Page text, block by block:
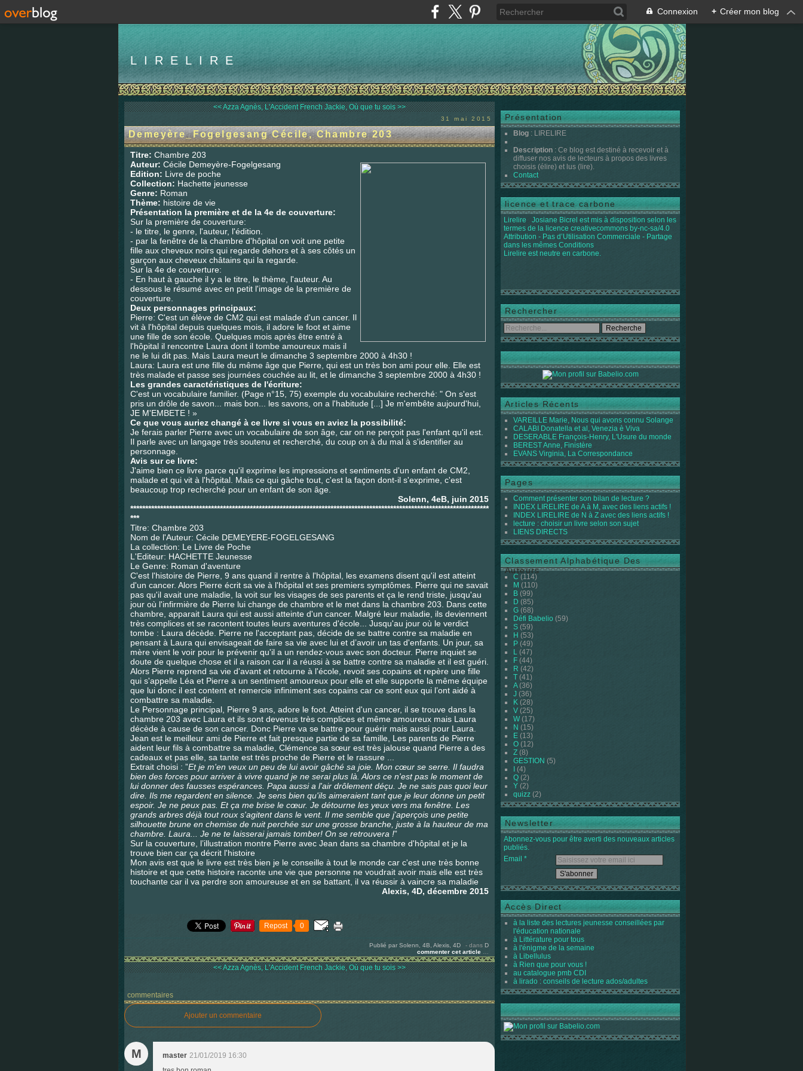
Connexion + Créer mon blog
LIRELIRE
<< Azza Agnès, L'Accident French Jackie, Où que tu sois >>
31 mai 2015
Demeyère_Fogelgesang Cécile, Chambre 203
Titre: Chambre 203
Auteur: Cécile Demeyère-Fogelgesang
Edition: Livre de poche
Collection: Hachette jeunesse
Genre: Roman
Thème: histoire de vie
Présentation la première et de la 4e de couverture:
Sur la première de couverture:
- le titre, le genre, l'auteur, l'édition.
- par la fenêtre de la chambre d'hôpital on voit une petite
fille aux cheveux noirs qui regarde dehors et à ses côtés un
garçon aux cheveux châtains qui la regarde.
Sur la 4e de couverture:
- En haut à gauche il y a le titre, le thème, l'auteur. Au
dessous le résumé avec en petit l'image de la première de
couverture.
Deux personnages principaux:
Pierre: C'est un élève de CM2 qui est malade d'un cancer. Il
vit à l'hôpital depuis quelques mois, il adore le foot et aime
une fille de son école. Quelques mois après être entré à
l'hôpital il rencontre Laura dont il tombe amoureux mais il
ne le lui dit pas. Mais Laura meurt le dimanche 3 septembre 2000 à 4h30 !
Laura: Laura est une fille du même âge que Pierre, qui est un très bon ami pour elle. Elle est
très malade et passe ses journées couchée au lit, et le dimanche 3 septembre 2000 à 4h30 !
Les grandes caractéristiques de l'écriture:
C'est un vocabulaire familier. (Page n°15, 75) exemple du vocabulaire recherché: " On s'est
pris un drôle de savon... mais bon... les savons, on a l'habitude [...] Je m'embête aujourd'hui,
JE M'EMBETE ! »
Ce que vous auriez changé à ce livre si vous en aviez la possibilité:
Je ferais parler Pierre avec un vocabulaire de son âge, car on ne perçoit pas l'enfant qu'il est.
Il parle avec un langage très soutenu et recherché, du coup on à du mal à s'identifier au
personnage.
Avis sur ce livre:
J'aime bien ce livre parce qu'il exprime les impressions et sentiments d'un enfant de CM2,
malade et qui vit à l'hôpital. Mais ce qui gâche tout, c'est la façon dont-il s'exprime, c'est
beaucoup trop recherché pour un enfant de son âge.
Solenn, 4eB, juin 2015
************************************************************************************************************************
***
Titre: Chambre 203
Nom de l'Auteur: Cécile DEMEYERE-FOGELGESANG
La collection: Le Livre de Poche
L'Editeur: HACHETTE Jeunesse
Le Genre: Roman d'aventure
C'est l'histoire de Pierre, 9 ans quand il rentre à l'hôpital, les examens disent qu'il est atteint
d'un cancer. Alors Pierre écrit sa vie à l'hôpital et ses premiers symptômes. Pierre qui ne savait
pas qu'il avait une maladie, la voit sur les visages de ses parents et ça le rend triste, jusqu'au
jour où l'infirmière de Pierre lui change de chambre et le met dans la chambre 203. Dans cette
chambre, apparait Laura qui est aussi atteinte d'un cancer. Malgré leur maladie, ils deviennent
très complices et se racontent toutes leurs aventures d'école... Jusqu'au jour où le verdict
tombe : Laura décède. Pierre ne l'acceptant pas, décide de se battre contre sa maladie en
pensant à Laura qui envisageait de faire sa vie avec lui et d’avoir un tas d'enfants. Un jour, sa
mère vient le voir pour le prévenir qu'il a un rendez-vous avec son docteur. Pierre inquiet se
doute de quelque chose et il a raison car il a réussi à se battre contre sa maladie et il est guéri.
Alors Pierre reprend sa vie d'avant et retourne à l'école, revoit ses copains et repère une fille
qui s'appelle Léa et Pierre a un sentiment amoureux pour elle et elle supporte la même équipe
que lui donc il est content et remercie infiniment ses copains car ce sont eux qui l’ont aidé à
combattre sa maladie.
Le Personnage principal, Pierre 9 ans, adore le foot. Atteint d'un cancer, il se trouve dans la
chambre 203 avec Laura et ils sont devenus très complices et même amoureux mais Laura
décède à cause de son cancer. Donc Pierre va se battre pour guérir mais aussi pour Laura.
Jean est le meilleur ami de Pierre et fait presque partie de sa famille, Les parents de Pierre
aident leur fils à combattre sa maladie, Clémence sa sœur est très jalouse quand Pierre a des
cadeaux et pas elle, sa tante est très proche de Pierre et le rassure ...
Extrait choisi : ”Et je m'en veux un peu de lui avoir gâché sa joie. Mon cœur se serre. Il faudra
bien des forces pour arriver à vivre quand je ne serai plus là. Alors ce n'est pas le moment de
lui donner des fausses espérances. Papa aussi a l'air drôlement déçu. Je ne sais pas quoi leur
dire. Ils me regardent en silence. Je sens bien qu'ils aimeraient tant que je leur donne un petit
espoir. Je ne peux pas. Et ça me brise le cœur. Je détourne les yeux vers ma fenêtre. Les
grands arbres déjà tout roux s'agitent dans le vent. Il me semble que j'aperçois une petite
silhouette brune en chemise de nuit perchée sur une grosse branche, juste à la hauteur de ma
chambre. Laura... Je ne te laisserai jamais tomber! On se retrouvera !”
Sur la couverture, l’illustration montre Pierre avec Jean dans sa chambre d'hôpital et je la
trouve bien car ça décrit l'histoire
Mon avis est que le livre est très bien je le conseille à tout le monde car c'est une très bonne
histoire et que cette histoire raconte une vie que personne ne voudrait avoir mais elle est très
touchante car il va perdre son amoureuse et en se battant, il va réussir à vaincre sa maladie
Alexis, 4D, décembre 2015
Repost 0
Publié par Solenn, 4B, Alexis, 4D - dans D
commenter cet article
<< Azza Agnès, L'Accident French Jackie, Où que tu sois >>
commentaires
Ajouter un commentaire
M master 21/01/2019 16:30
Présentation
Blog : LIRELIRE
Description : Ce blog est destiné à recevoir et à
diffuser nos avis de lecteurs à propos des livres
choisis (élire) et lus (lire).
Contact
licence et trace carbone
Lirelire Josiane Bicrel est mis à disposition selon les
termes de la licence creativecommons by-nc-sa/4.0
Attribution - Pas d’Utilisation Commerciale - Partage
dans les mêmes Conditions
Lirelire est neutre en carbone.
Rechercher
Articles Récents
VAREILLE Marie, Nous qui avons connu Solange
CALABI Donatella et al, Venezia è Viva
DESERABLE François-Henry, L'Usure du monde
BEREST Anne, Finistère
EVANS Virginia, La Correspondance
Pages
Comment présenter son bilan de lecture ?
INDEX LIRELIRE de A à M, avec des liens actifs !
INDEX LIRELIRE de N à Z avec des liens actifs !
lecture : choisir un livre selon son sujet
LIENS DIRECTS
Classement Alphabétique Des
Auteurs
C (114)
M (110)
B (99)
D (85)
G (68)
Défi Babelio (59)
S (59)
H (53)
P (49)
L (47)
F (44)
R (42)
T (41)
A(36)
J (36)
K (28)
V (25)
W(17)
N (15)
E (13)
O (12)
Z (8)
GESTION (5)
(4)
Q (2)
Y (2)
quizz (2)
Newsletter
Abonnez-vous pour être averti des nouveaux articles
publiés.
Email
Accès Direct
à la liste des lectures jeunesse conseillées par
l'éducation nationale
à Littérature pour tous
à l'énigme de la semaine
à Libellulus
à Rien que pour vous !
au catalogue pmb CDI
à lirado : conseils de lecture ados/adultes